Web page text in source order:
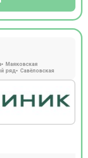
Маяковская
ряд Савёловская